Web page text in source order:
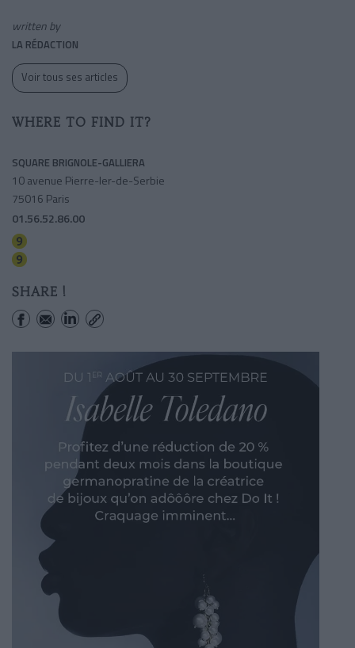
written by
LA RÉDACTION
Voir tous ses articles
WHERE TO FIND IT?
SQUARE BRIGNOLE-GALLIERA
10 avenue Pierre-Ier-de-Serbie
75016 Paris
01.56.52.86.00
SHARE !